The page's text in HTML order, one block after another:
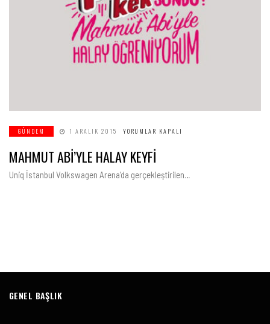
GÜNDEM 1 ARALIK 2015
MAHMUT
KEYFİ
IÇIN
YORUMLAR KAPALI
MAHMUT ABİ’YLE HALAY KEYFİ
Uniq İstanbul Volkswagen Arena’da gerçekleştirilen…
GENEL BAŞLIK